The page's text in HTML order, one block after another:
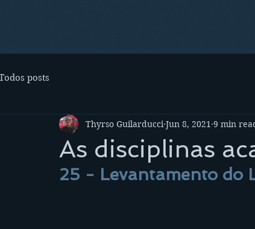
posts
As disciplinas
Thyrso Guilarducci Jun 8, 2021 9 min
25 - Levantamento do